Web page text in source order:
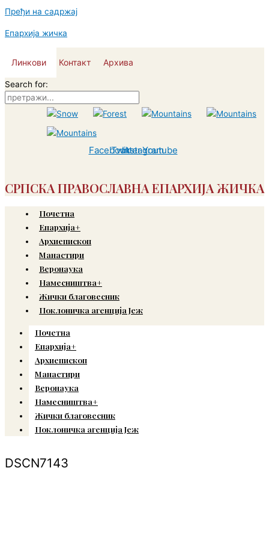
Пређи на садржај
Епархија жичка
Линкови Контакт Архива
Search for:
Facebook
Twitter
Instagram
Youtube
СРПСКА ПРАВОСЛАВНА ЕПАРХИЈА ЖИЧКА
Почетна
Епархија+
Архиепископ
Манастири
Веронаука
Намесништва+
Жички благовесник
Поклоничка агенција Јеж
Почетна
Епархија+
Архиепископ
Манастири
Веронаука
Намесништва+
Жички благовесник
Поклоничка агенција Јеж
DSCN7143